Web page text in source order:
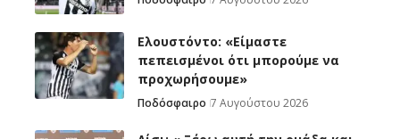
Ελουστόντο: «Είμαστε
πεπεισμένοι ότι μπορούμε να
προχωρήσουμε»
Ποδόσφαιρο 7 Αυγούστου 2026